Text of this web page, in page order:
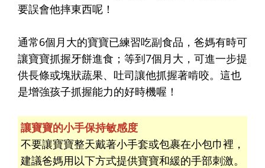
要誤會他摔東西呢！
通常6個月大的寶寶已練習吃副食品，爸媽有時可
讓寶寶抓握牙餅進食；等到7個月大，可進一步提
供長條或塊狀蔬果、吐司讓他抓握著啃咬。這也
是增強孩子抓握能力的好時機喔！
讓寶寶的小手保持敏感度
不要讓寶寶整天戴著小手套或包裹在小包巾裡，
建議爸媽用以下方式提供寶寶和緩的手部刺激。